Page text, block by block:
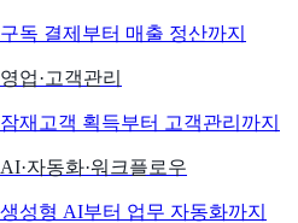
구독 결제부터 매출 정산까지
영업·고객관리
잠재고객 획득부터 고객관리까지
AI·자동화·워크플로우
생성형 AI부터 업무 자동화까지